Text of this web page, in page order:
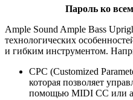
Пароль ко
Ample Sound Ample Bass
технологических
и гибким инструментом.
CPC (Customized
которая позволяет
помощью MIDI CC или